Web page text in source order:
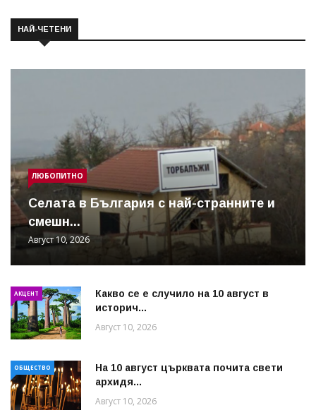
НАЙ-ЧЕТЕНИ
ЛЮБОПИТНО
Cелата в България с най-странните и
смешн...
Август 10, 2026
АКЦЕНТ
Какво се е случило на 10 август в
историч...
Август 10, 2026
ОБЩЕСТВО
На 10 август църквата почита свети
архидя...
Август 10, 2026